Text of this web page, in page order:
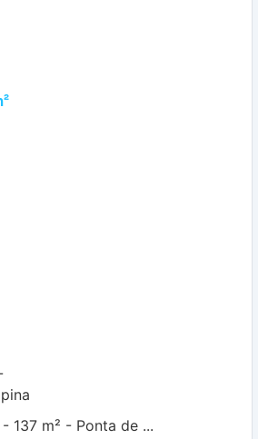
137 m² - Ponta de ...